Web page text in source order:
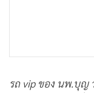
รถ vip ของ นพ.บุญ